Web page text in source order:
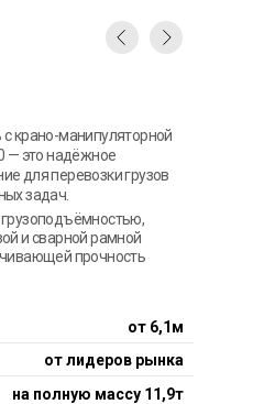
крано-манипуляторной
— это надёжное
для перевозки грузов
задач.
от 6,1м
от лидеров рынка
на полную массу 11,9т
и сварной рамной
прочность